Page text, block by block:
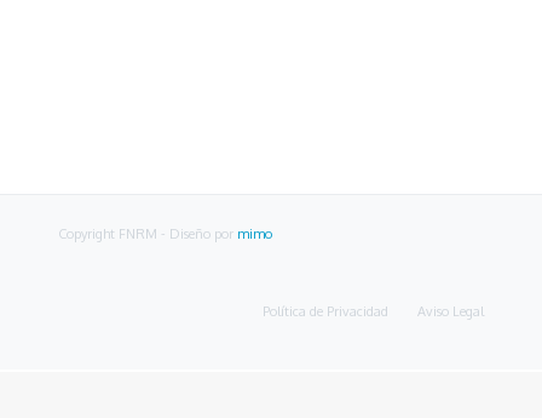
Copyright FNRM - Diseño por mimo
Política de Privacidad Aviso Legal